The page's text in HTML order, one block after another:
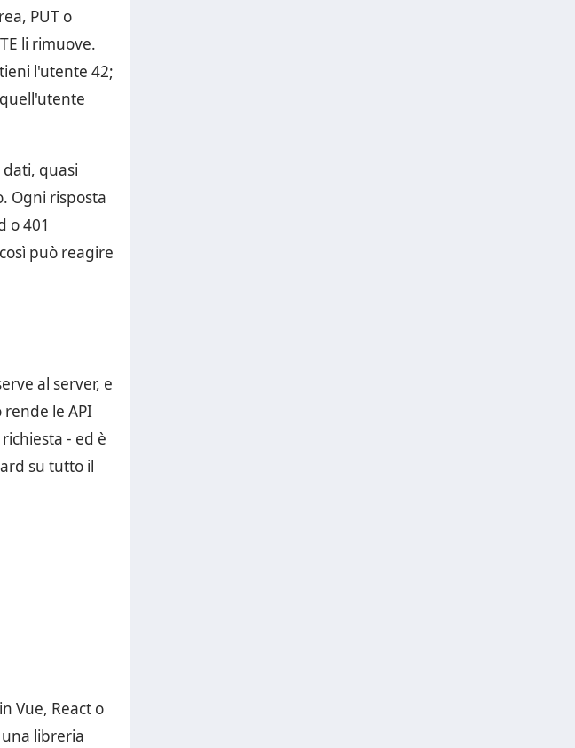
PUT o
li rimuove.
l'utente 42;
quasi
Ogni risposta
o 401
può reagire
al server, e
le API
- ed è
su tutto il
Vue, React o
libreria